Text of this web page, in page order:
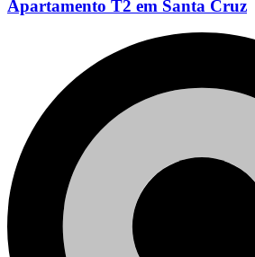
Apartamento T2 em Santa Cruz